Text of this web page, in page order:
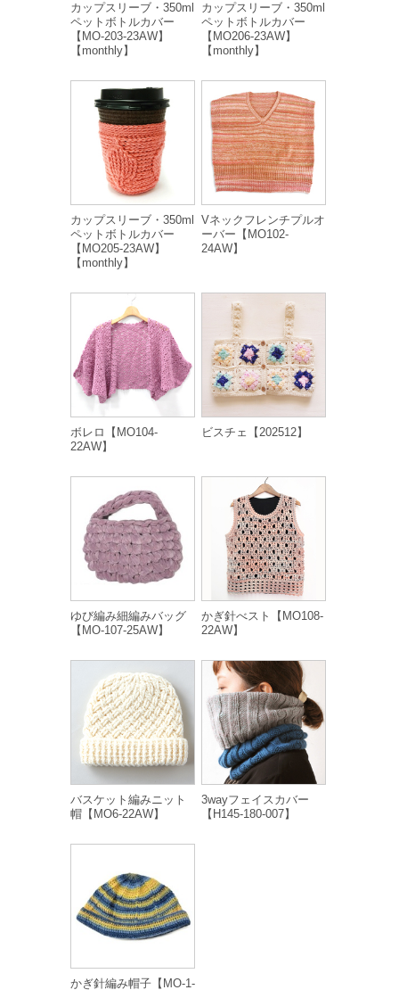
カップスリーブ・350ml
ペットボトルカバー
【MO-203-23AW】
【monthly】
カップスリーブ・350ml
ペットボトルカバー
【MO206-23AW】
【monthly】
カップスリーブ・350ml
ペットボトルカバー
【MO205-23AW】
【monthly】
Vネックフレンチプルオ
ーバー【MO102-
24AW】
ボレロ【MO104-
22AW】
ビスチェ【202512】
ゆび編み細編みバッグ
【MO-107-25AW】
かぎ針べスト【MO108-
22AW】
バスケット編みニット
帽【MO6-22AW】
3wayフェイスカバー
【H145-180-007】
かぎ針編み帽子【MO-1-